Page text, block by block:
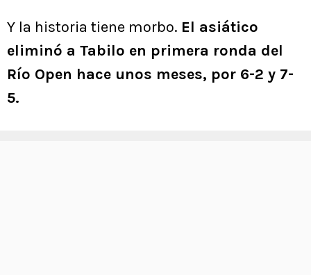
Y la historia tiene morbo. El asiático
eliminó a Tabilo en primera ronda del
Río Open hace unos meses, por 6-2 y 7-
5.